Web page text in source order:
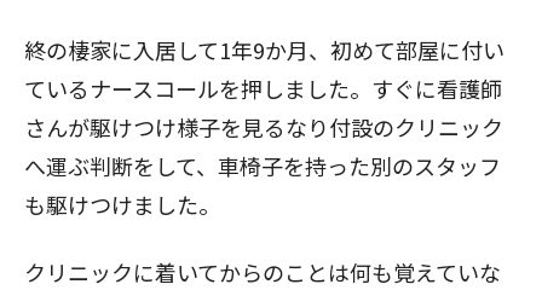
終の棲家に入居して1年9か月、初めて部屋に付い
ているナースコールを押しました。すぐに看護師
さんが駆けつけ様子を見るなり付設のクリニック
へ運ぶ判断をして、車椅子を持った別のスタッフ
も駆けつけました。
クリニックに着いてからのことは何も覚えていな